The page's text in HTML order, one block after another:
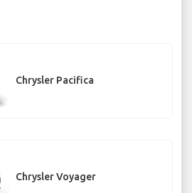
Chrysler Pacifica
Chrysler Voyager